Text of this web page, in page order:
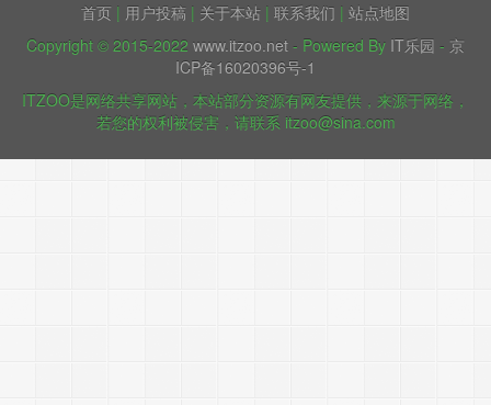
活你手头上的Jetbrains IDE，本文适用于
JetBrai……继续阅读 »
首页 | 用户投稿 | 关于本站 | 联系我们 | 站点地图
Copyright © 2015-2022 www.itzoo.net - Powered By IT乐园 - 京
ICP备16020396号-1
ITZOO是网络共享网站，本站部分资源有网友提供，来源于网络，
若您的权利被侵害，请联系 itzoo@sina.com